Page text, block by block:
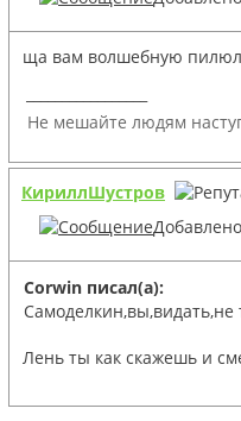
ща вам волшебную
Не мешайте людям
КириллШустров
Corwin писал(а):
Лень ты как скажешь и